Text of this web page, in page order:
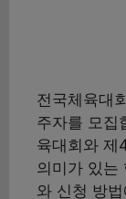
전국체육대
주자를 모집
육대회와 제
의미가 있는
와 신청 방